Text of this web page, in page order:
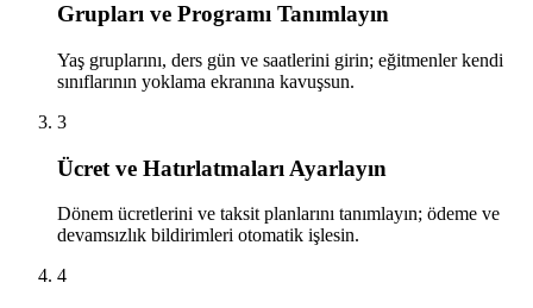
Grupları ve Programı Tanımlayın
Yaş gruplarını, ders gün ve saatlerini girin; eğitmenler kendi
sınıflarının yoklama ekranına kavuşsun.
3
Ücret ve Hatırlatmaları Ayarlayın
Dönem ücretlerini ve taksit planlarını tanımlayın; ödeme ve
devamsızlık bildirimleri otomatik işlesin.
4